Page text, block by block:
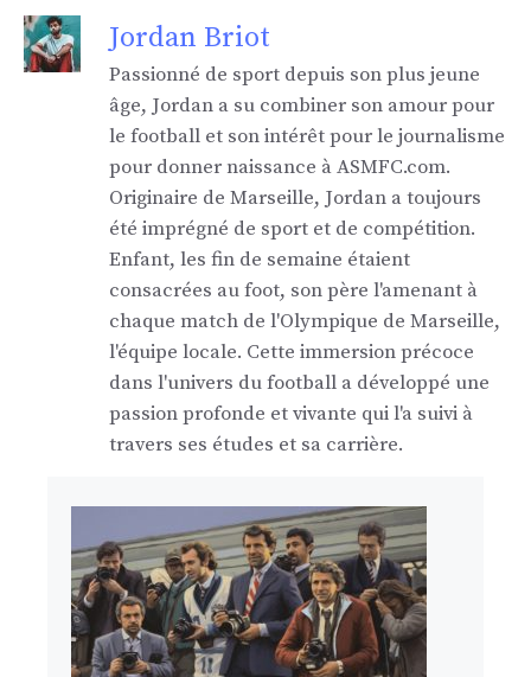
Jordan Briot
Passionné de sport depuis son plus jeune
âge, Jordan a su combiner son amour pour
le football et son intérêt pour le journalisme
pour donner naissance à ASMFC.com.
Originaire de Marseille, Jordan a toujours
été imprégné de sport et de compétition.
Enfant, les fin de semaine étaient
consacrées au foot, son père l'amenant à
chaque match de l'Olympique de Marseille,
l'équipe locale. Cette immersion précoce
dans l'univers du football a développé une
passion profonde et vivante qui l'a suivi à
travers ses études et sa carrière.